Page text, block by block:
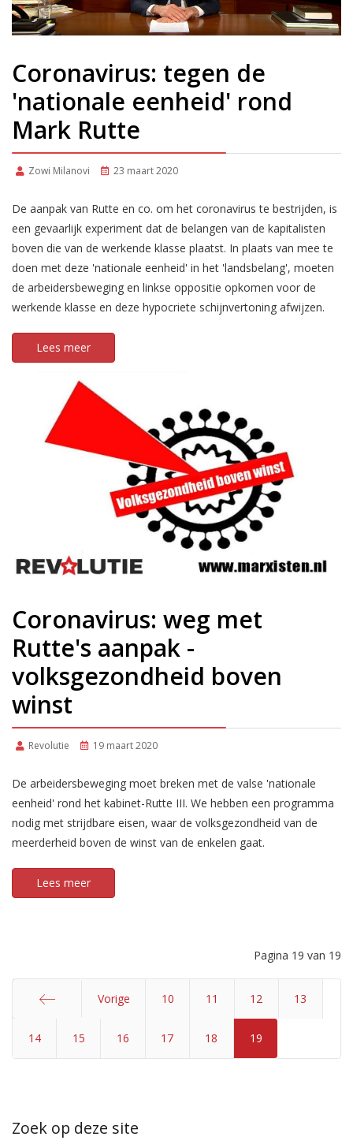
Coronavirus: tegen de
'nationale eenheid' rond
Mark Rutte
Zowi Milanovi 23 maart 2020
De aanpak van Rutte en co. om het coronavirus te bestrijden, is
een gevaarlijk experiment dat de belangen van de kapitalisten
boven die van de werkende klasse plaatst. In plaats van mee te
doen met deze 'nationale eenheid' in het 'landsbelang', moeten
de arbeidersbeweging en linkse oppositie opkomen voor de
werkende klasse en deze hypocriete schijnvertoning afwijzen.
Lees meer
Coronavirus: weg met
Rutte's aanpak -
volksgezondheid boven
winst
Revolutie 19 maart 2020
De arbeidersbeweging moet breken met de valse 'nationale
eenheid' rond het kabinet-Rutte III. We hebben een programma
nodig met strijdbare eisen, waar de volksgezondheid van de
meerderheid boven de winst van de enkelen gaat.
Lees meer
Pagina 19 van 19
Start
Vorige 10 11 12 13
14 15 16 17 18 19
Zoek op deze site